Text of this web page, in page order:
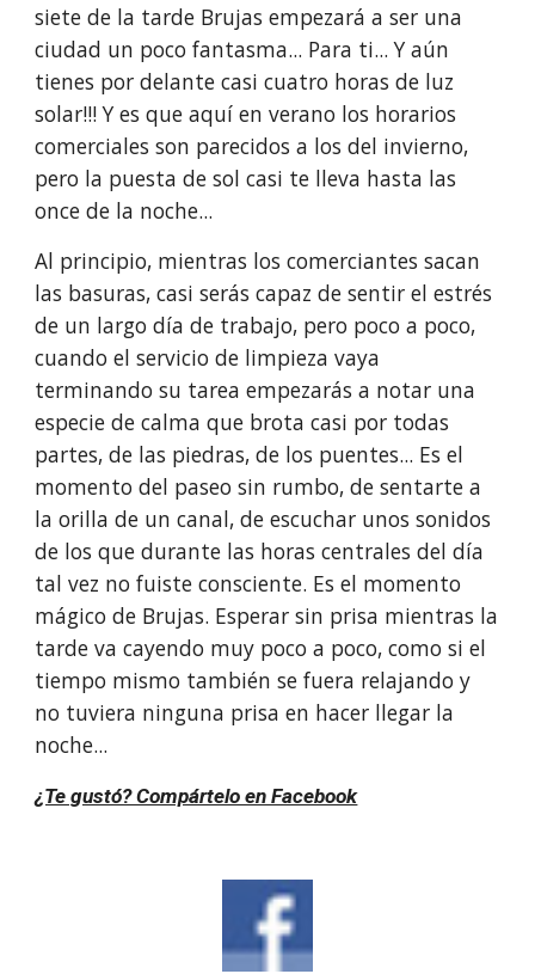
siete de la tarde Brujas empezará a ser una
ciudad un poco fantasma... Para ti... Y aún
tienes por delante casi cuatro horas de luz
solar!!! Y es que aquí en verano los horarios
comerciales son parecidos a los del invierno,
pero la puesta de sol casi te lleva hasta las
once de la noche...
Al principio, mientras los comerciantes sacan
las basuras, casi serás capaz de sentir el estrés
de un largo día de trabajo, pero poco a poco,
cuando el servicio de limpieza vaya
terminando su tarea empezarás a notar una
especie de calma que brota casi por todas
partes, de las piedras, de los puentes... Es el
momento del paseo sin rumbo, de sentarte a
la orilla de un canal, de escuchar unos sonidos
de los que durante las horas centrales del día
tal vez no fuiste consciente. Es el momento
mágico de Brujas. Esperar sin prisa mientras la
tarde va cayendo muy poco a poco, como si el
tiempo mismo también se fuera relajando y
no tuviera ninguna prisa en hacer llegar la
noche...
¿Te gustó? Compártelo en Facebook